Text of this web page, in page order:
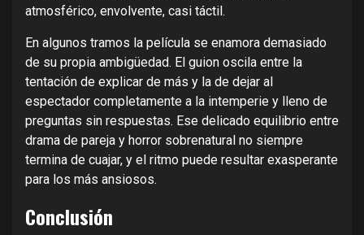
atmosférico, envolvente, casi táctil.
En algunos tramos la película se enamora demasiado
de su propia ambigüedad. El guion oscila entre la
tentación de explicar de más y la de dejar al
espectador completamente a la intemperie y lleno de
preguntas sin respuestas. Ese delicado equilibrio entre
drama de pareja y horror sobrenatural no siempre
termina de cuajar, y el ritmo puede resultar exasperante
para los más ansiosos.
Conclusión